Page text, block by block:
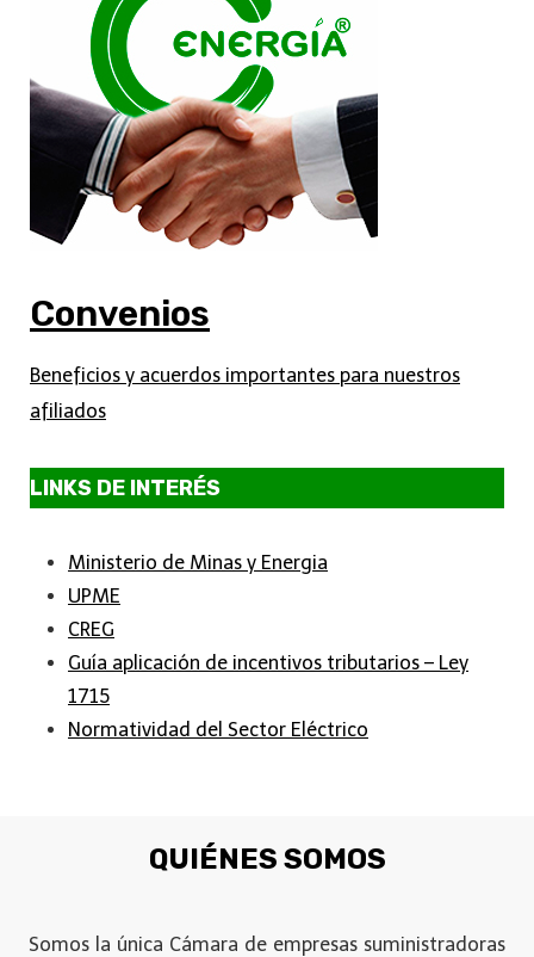
Convenios
Beneficios y acuerdos importantes para nuestros
afiliados
LINKS DE INTERÉS
Ministerio de Minas y Energia
UPME
CREG
Guía aplicación de incentivos tributarios – Ley
1715
Normatividad del Sector Eléctrico
QUIÉNES SOMOS
Somos la única Cámara de empresas suministradoras